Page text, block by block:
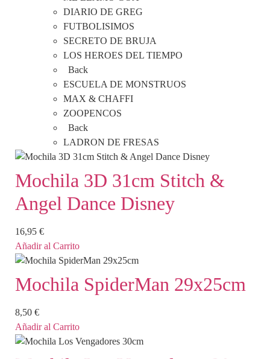
DIARIO DE GREG
FUTBOLISIMOS
SECRETO DE BRUJA
LOS HEROES DEL TIEMPO
Back
ESCUELA DE MONSTRUOS
MAX & CHAFFI
ZOOPENCOS
Back
LADRON DE FRESAS
Mochila 3D 31cm Stitch &
Angel Dance Disney
16,95 €
Añadir al Carrito
Mochila SpiderMan 29x25cm
8,50 €
Añadir al Carrito